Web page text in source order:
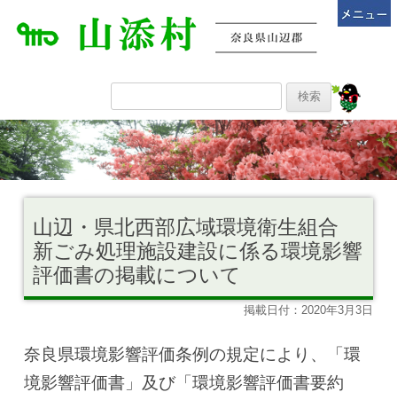
山辺・県北西部広域環境衛生組合
新ごみ処理施設建設に係る環境影響
評価書の掲載について
掲載日付：2020年3月3日
奈良県環境影響評価条例の規定により、「環
境影響評価書」及び「環境影響評価書要約